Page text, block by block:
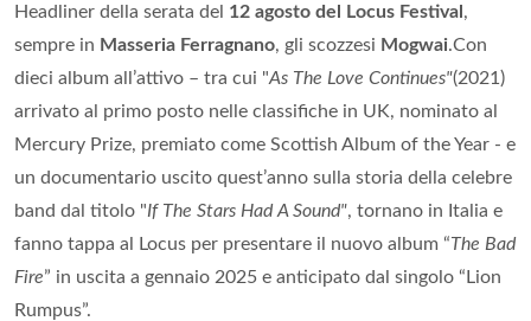
Headliner della serata del 12 agosto del Locus Festival ,
sempre in Masseria Ferragnano, gli scozzesi Mogwai.Con
dieci album all’attivo – tra cui "As The Love Continues"(2021)
arrivato al primo posto nelle classifiche in UK, nominato al
Mercury Prize, premiato come Scottish Album of the Year - e
un documentario uscito quest’anno sulla storia della celebre
band dal titolo "If The Stars Had A Sound", tornano in Italia e
fanno tappa al Locus per presentare il nuovo album “The Bad
Fire” in uscita a gennaio 2025 e anticipato dal singolo “Lion
Rumpus”.